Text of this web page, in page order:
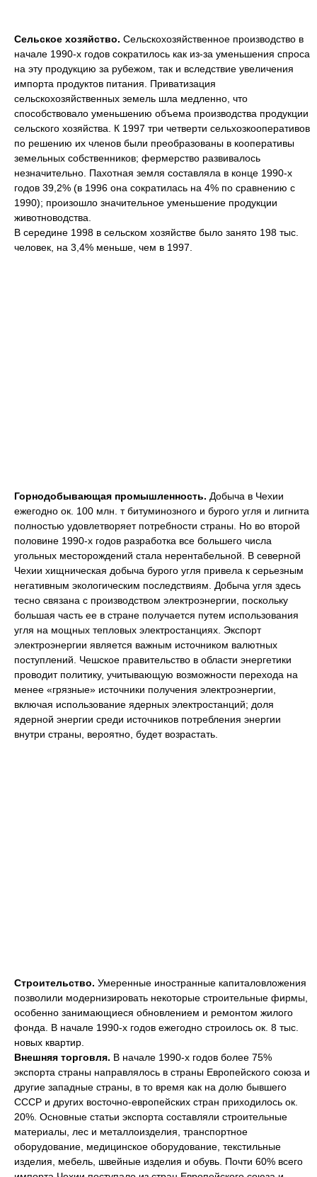
Сельское хозяйство. Сельскохозяйственное производство в
начале 1990-х годов сократилось как из-за уменьшения спроса
на эту продукцию за рубежом, так и вследствие увеличения
импорта продуктов питания. Приватизация
сельскохозяйственных земель шла медленно, что
способствовало уменьшению объема производства продукции
сельского хозяйства. К 1997 три четверти сельхозкооперативов
по решению их членов были преобразованы в кооперативы
земельных собственников; фермерство развивалось
незначительно. Пахотная земля составляла в конце 1990-х
годов 39,2% (в 1996 она сократилась на 4% по сравнению с
1990); произошло значительное уменьшение продукции
животноводства.
В середине 1998 в сельском хозяйстве было занято 198 тыс.
человек, на 3,4% меньше, чем в 1997.
Горнодобывающая промышленность. Добыча в Чехии
ежегодно ок. 100 млн. т битуминозного и бурого угля и лигнита
полностью удовлетворяет потребности страны. Но во второй
половине 1990-х годов разработка все большего числа
угольных месторождений стала нерентабельной. В северной
Чехии хищническая добыча бурого угля привела к серьезным
негативным экологическим последствиям. Добыча угля здесь
тесно связана с производством электроэнергии, поскольку
большая часть ее в стране получается путем использования
угля на мощных тепловых электростанциях. Экспорт
электроэнергии является важным источником валютных
поступлений. Чешское правительство в области энергетики
проводит политику, учитывающую возможности перехода на
менее «грязные» источники получения электроэнергии,
включая использование ядерных электростанций; доля
ядерной энергии среди источников потребления энергии
внутри страны, вероятно, будет возрастать.
Строительство. Умеренные иностранные капиталовложения
позволили модернизировать некоторые строительные фирмы,
особенно занимающиеся обновлением и ремонтом жилого
фонда. В начале 1990-х годов ежегодно строилось ок. 8 тыс.
новых квартир.
Внешняя торговля. В начале 1990-х годов более 75%
экспорта страны направлялось в страны Европейского союза и
другие западные страны, в то время как на долю бывшего
СССР и других восточно-европейских стран приходилось ок.
20%. Основные статьи экспорта составляли строительные
материалы, лес и металлоизделия, транспортное
оборудование, медицинское оборудование, текстильные
изделия, мебель, швейные изделия и обувь. Почти 60% всего